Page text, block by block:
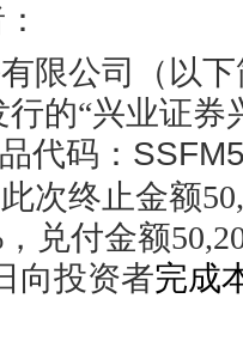
限公司（以下
行的“兴业证
代码：
次终止金额
兑付金额
向投资者完成